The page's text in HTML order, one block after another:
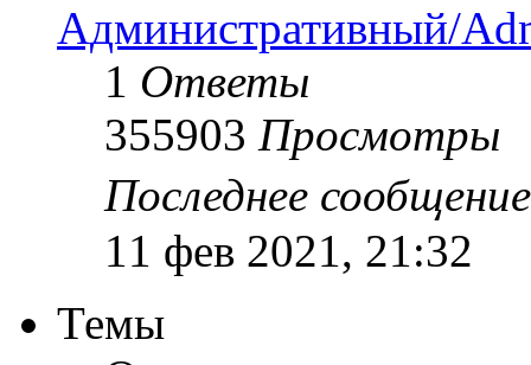
Административный/
1 Ответы
355903 Просмотры
Последнее
11 фев 2021, 21:32
Темы